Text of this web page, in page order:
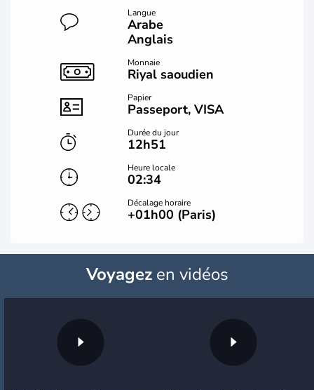
Langue
Arabe
Anglais
Monnaie
Riyal saoudien
Papier
Passeport, VISA
Durée du jour
12h51
Heure locale
02:34
Décalage horaire
+01h00 (Paris)
Voyagezen vidéos